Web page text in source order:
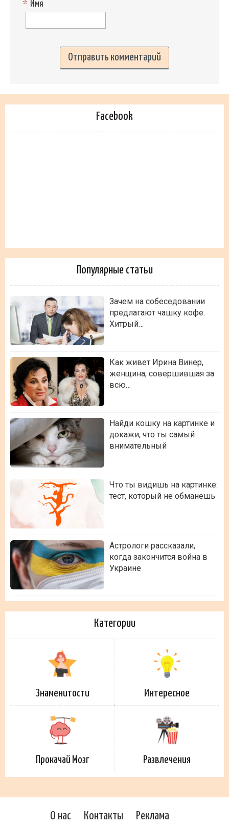
Имя
*
Facebook
Популярные статьи
Зачем на собеседовании
предлагают чашку кофе.
Хитрый…
Как живет Ирина Винер,
женщина, совершившая за
всю…
Найди кошку на картинке и
докажи, что ты самый
внимательный
Что ты видишь на картинке:
тест, который не обманешь
Астрологи рассказали,
когда закончится война в
Украине
Категории
Знаменитости Интересное
Прокачай Мозг Развлечения
О нас Контакты Реклама